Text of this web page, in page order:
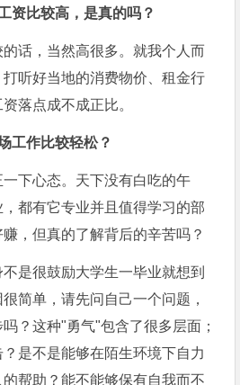
资比较高，是真的吗？
话，当然高很多。就我个人而
听好当地的消费物价、租金行
落点成不成正比。
工作比较轻松？
下心态。天下没有白吃的午
都有它专业并且值得学习的部
，但真的了解背后的辛苦吗？
是很鼓励大学生一毕业就想到
简单，请先问自己一个问题，
？这种"勇气"包含了很多层面；
是不是能够在陌生环境下自力
帮助？能不能够保有自我而不